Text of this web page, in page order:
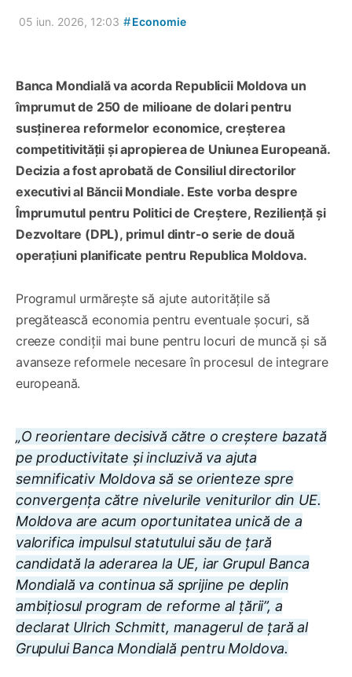
05 iun. 2026, 12:03 #Economie
Banca Mondială va acorda Republicii Moldova un
împrumut de 250 de milioane de dolari pentru
susținerea reformelor economice, creșterea
competitivității și apropierea de Uniunea Europeană.
Decizia a fost aprobată de Consiliul directorilor
executivi al Băncii Mondiale. Este vorba despre
Împrumutul pentru Politici de Creștere, Reziliență și
Dezvoltare (DPL), primul dintr-o serie de două
operațiuni planificate pentru Republica Moldova.
Programul urmărește să ajute autoritățile să
pregătească economia pentru eventuale șocuri, să
creeze condiții mai bune pentru locuri de muncă și să
avanseze reformele necesare în procesul de integrare
europeană.
„O reorientare decisivă către o creștere bazată
pe productivitate și incluzivă va ajuta
semnificativ Moldova să se orienteze spre
convergența către nivelurile veniturilor din UE.
Moldova are acum oportunitatea unică de a
valorifica impulsul statutului său de țară
candidată la aderarea la UE, iar Grupul Banca
Mondială va continua să sprijine pe deplin
ambițiosul program de reforme al țării”, a
declarat Ulrich Schmitt, managerul de țară al
Grupului Banca Mondială pentru Moldova.